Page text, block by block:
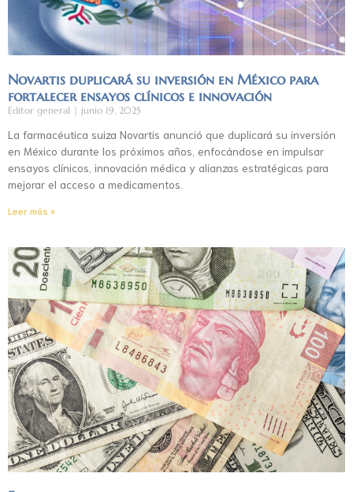
Novartis duplicará su inversión en México para
fortalecer ensayos clínicos e innovación
Editor general junio 19, 2025
La farmacéutica suiza Novartis anunció que duplicará su inversión
en México durante los próximos años, enfocándose en impulsar
ensayos clínicos, innovación médica y alianzas estratégicas para
mejorar el acceso a medicamentos.
Leer más »